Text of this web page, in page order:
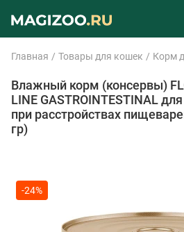
Главная Товары для кошек Корм
Влажный корм (консервы)
LINE GASTROINTESTINAL
при расстройствах
гр)
-24%